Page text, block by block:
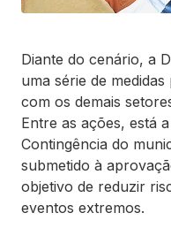
Diante do cenário, a
uma série de
com os demais
Entre as ações, está
Contingência do
submetido à
objetivo de reduzir
eventos extremos.